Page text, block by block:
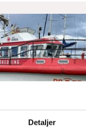
Detaljer